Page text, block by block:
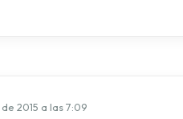
2015 a las 7:09